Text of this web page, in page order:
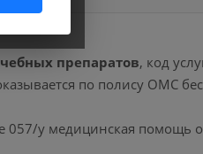
препаратов, код
по полису ОМС
у медицинская помощь